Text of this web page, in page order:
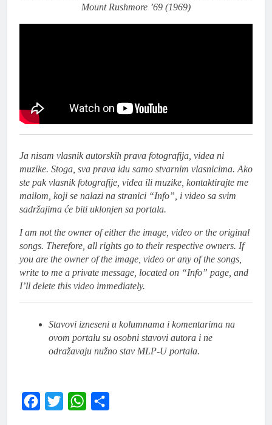
Mount Rushmore ’69 (1969)
Ja nisam vlasnik autorskih prava fotografija, videa ni
muzike. Stoga, sva prava idu samo stvarnim vlasnicima. Ako
ste pak vlasnik fotografije, videa ili muzike, kontaktirajte me
mailom, koji se nalazi na stranici “Info”, i video sa svim
sadržajima će biti uklonjen sa portala.
I am not the owner of either the image, video or the original
songs. Therefore, all rights go to their respective owners. If
you are the owner of the image, video or any of the songs,
write to me a private message, located on “Info” page, and
I’ll delete this video immediately.
Stavovi izneseni u kolumnama i komentarima na
ovom portalu su osobni stavovi autora i ne
odražavaju nužno stav MLP-U portala.
FacebookTwitter WhatsApp